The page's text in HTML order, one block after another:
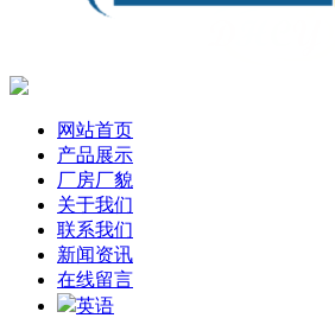
网站首页
产品展示
厂房厂貌
关于我们
联系我们
新闻资讯
在线留言
英语